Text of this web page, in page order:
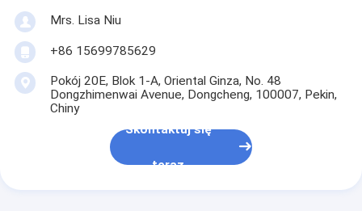
Mrs. Lisa Niu
+86 15699785629
Pokój 20E, Blok 1-A, Oriental Ginza, No. 48
Dongzhimenwai Avenue, Dongcheng, 100007, Pekin,
Chiny
Skontaktuj się
teraz